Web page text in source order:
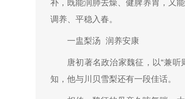
补，既能润肺去燥、健脾养胃，又
调养、平稳入春。
一盅梨汤 润养安康
唐初著名政治家魏征，以“兼听
知，他与川贝雪梨还有一段佳话。